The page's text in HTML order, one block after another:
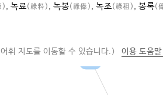
), 녹료(祿料) , 녹봉(祿俸) , 녹조(祿租) , 봉록(
휘 지도를 이동할 수 있습니다.) 이용 도움말